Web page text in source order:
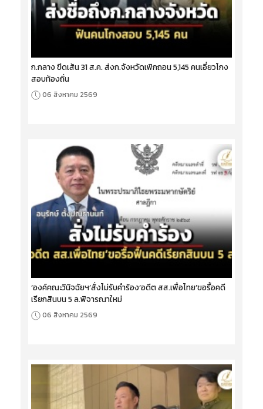
ก.กลาง ขีดเส้น 31 ส.ค. ส่งก.จังหวัดเพิกถอน 5,145 คนเอี่ยวโกง
สอบท้องถิ่น
06 สิงหาคม 2569
‘องค์คณะวินิจฉัยฯ’สั่งไม่รับคำร้อง‘อดีต สส.เพื่อไทย’ขอรื้อคดี
เรียกสินบน 5 ล.พิจารณาใหม่
06 สิงหาคม 2569